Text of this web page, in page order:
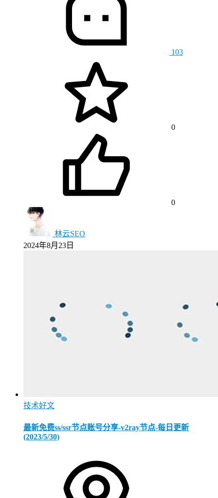
103
0
0
林云SEO
2024年8月23日
技术好文
最新免费ss/ssr节点账号分享-v2ray节点-每日更新
(2023/5/30)